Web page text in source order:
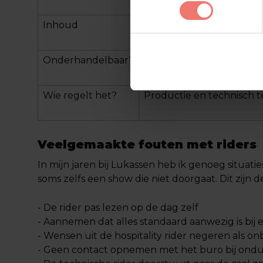
Inhoud
Onderhandelbaar?
Wie regelt het? Productie en technisch
Veelgemaakte fouten met riders
In mijn jaren bij Lukassen heb ik genoeg
soms zelfs een show die niet doorgaat. Dit zijn
- De rider pas lezen op de dag zelf
- Aannemen dat alles standaard aanwezig is bij
- Wensen uit de hospitality rider negeren als
- Geen contact opnemen met het buro bij